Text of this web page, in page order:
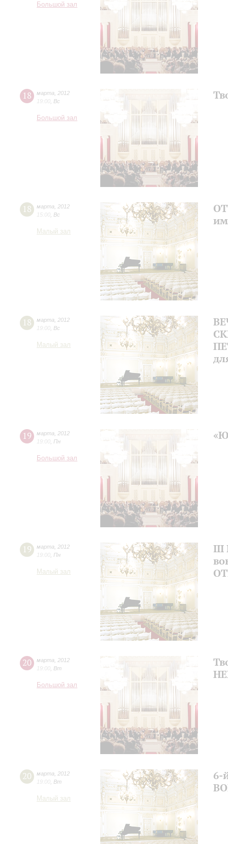
Большой зал
18 марта
2012
19:00 Вс
Большой зал
18 марта
2012
15:00 Вс
Малый зал
18 марта
2012
19:00 Вс
Малый зал
19 марта
2012
19:00 Пн
Большой зал
19 марта
2012
19:00 Пн
Малый зал
III
20 марта
2012
19:00 Вт
Большой зал
20 марта
2012
19:00 Вт
Малый зал
6-